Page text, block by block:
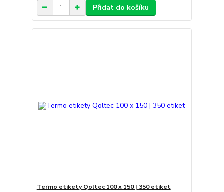
Přidat do košíku
Termo etikety Qoltec 100 x 150 | 350 etiket